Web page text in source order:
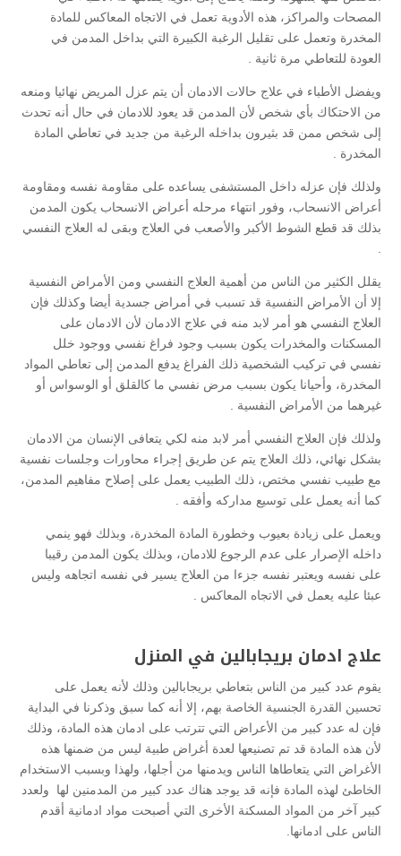
المصحات والمراكز، هذه الأدوية تعمل في الاتجاه المعاكس للمادة
المخدرة وتعمل على تقليل الرغبة الكبيرة التي بداخل المدمن في
العودة للتعاطي مرة ثانية .
ويفضل الأطباء في علاج حالات الادمان أن يتم عزل المريض نهائيا ومنعه
من الاحتكاك بأي شخص لأن المدمن قد يعود للادمان في حال أنه تحدث
إلى شخص ممن قد بثيرون بداخله الرغبة من جديد في تعاطي المادة
المخدرة .
ولذلك فإن عزله داخل المستشفى يساعده على مقاومة نفسه ومقاومة
أعراض الانسحاب، وفور انتهاء مرحله أعراض الانسحاب يكون المدمن
بذلك قد قطع الشوط الأكبر والأصعب في العلاج وبقى له العلاج النفسي
.
يقلل الكثير من الناس من أهمية العلاج النفسي ومن الأمراض النفسية
إلا أن الأمراض النفسية قد تسبب في أمراض جسدية أيضا وكذلك فإن
العلاج النفسي هو أمر لابد منه في علاج الادمان لأن الادمان على
المسكنات والمخدرات يكون بسبب وجود فراغ نفسي ووجود خلل
نفسي في تركيب الشخصية ذلك الفراغ يدفع المدمن إلى تعاطي المواد
المخدرة، وأحيانا يكون بسبب مرض نفسي ما كالقلق أو الوسواس أو
غيرهما من الأمراض النفسية .
ولذلك فإن العلاج النفسي أمر لابد منه لكي يتعافى الإنسان من الادمان
بشكل نهائي، ذلك العلاج يتم عن طريق إجراء محاورات وجلسات نفسية
مع طبيب نفسي مختص، ذلك الطبيب يعمل على إصلاح مفاهيم المدمن،
كما أنه يعمل على توسيع مداركه وأفقه .
ويعمل على زيادة بعيوب وخطورة المادة المخدرة، وبذلك فهو ينمي
داخله الإصرار على عدم الرجوع للادمان، وبذلك يكون المدمن رقيبا
على نفسه ويعتبر نفسه جزءا من العلاج يسير في نفسه اتجاهه وليس
عبئا عليه يعمل في الاتجاه المعاكس .
علاج ادمان بريجابالين في المنزل
يقوم عدد كبير من الناس بتعاطي بريجابالين وذلك لأنه يعمل على
تحسين القدرة الجنسية الخاصة بهم، إلا أنه كما سبق وذكرنا في البداية
فإن له عدد كبير من الأعراض التي تترتب على ادمان هذه المادة، وذلك
لأن هذه المادة قد تم تصنيعها لعدة أغراض طبية ليس من ضمنها هذه
الأغراض التي يتعاطاها الناس ويدمنها من أجلها، ولهذا وبسبب الاستخدام
الخاطئ لهذه المادة فإنه قد يوجد هناك عدد كبير من المدمنين لها ولعدد
كبير آخر من المواد المسكنة الأخرى التي أصبحت مواد ادمانية أقدم
الناس على ادمانها.